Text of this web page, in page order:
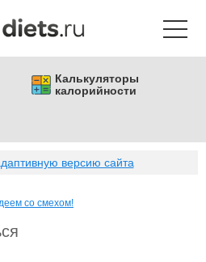
Калькуляторы
калорийности
версию сайта
со смехом!